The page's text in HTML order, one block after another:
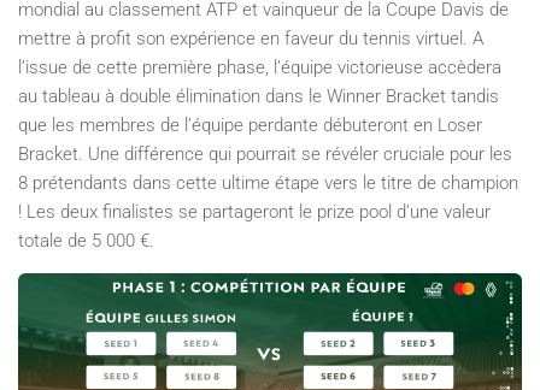
mondial au classement ATP et vainqueur de la Coupe Davis de
mettre à profit son expérience en faveur du tennis virtuel. A
l’issue de cette première phase, l’équipe victorieuse accèdera
au tableau à double élimination dans le Winner Bracket tandis
que les membres de l’équipe perdante débuteront en Loser
Bracket. Une différence qui pourrait se révéler cruciale pour les
8 prétendants dans cette ultime étape vers le titre de champion
! Les deux finalistes se partageront le prize pool d’une valeur
totale de 5 000 €.